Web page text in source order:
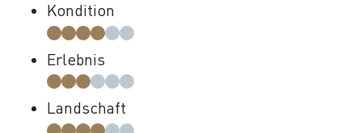
Kondition
Erlebnis
Landschaft